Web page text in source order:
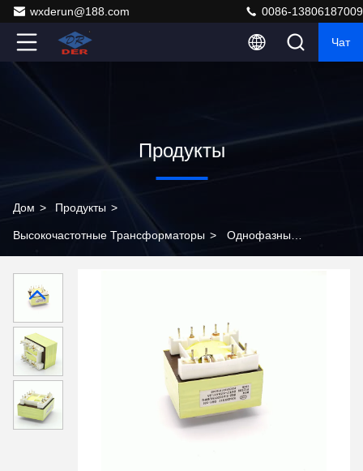
wxderun@188.com 0086-13806187009
Чат
Продукты
Дом > Продукты >
Высокочастотные Трансформаторы > Однофазный
для электрических систем